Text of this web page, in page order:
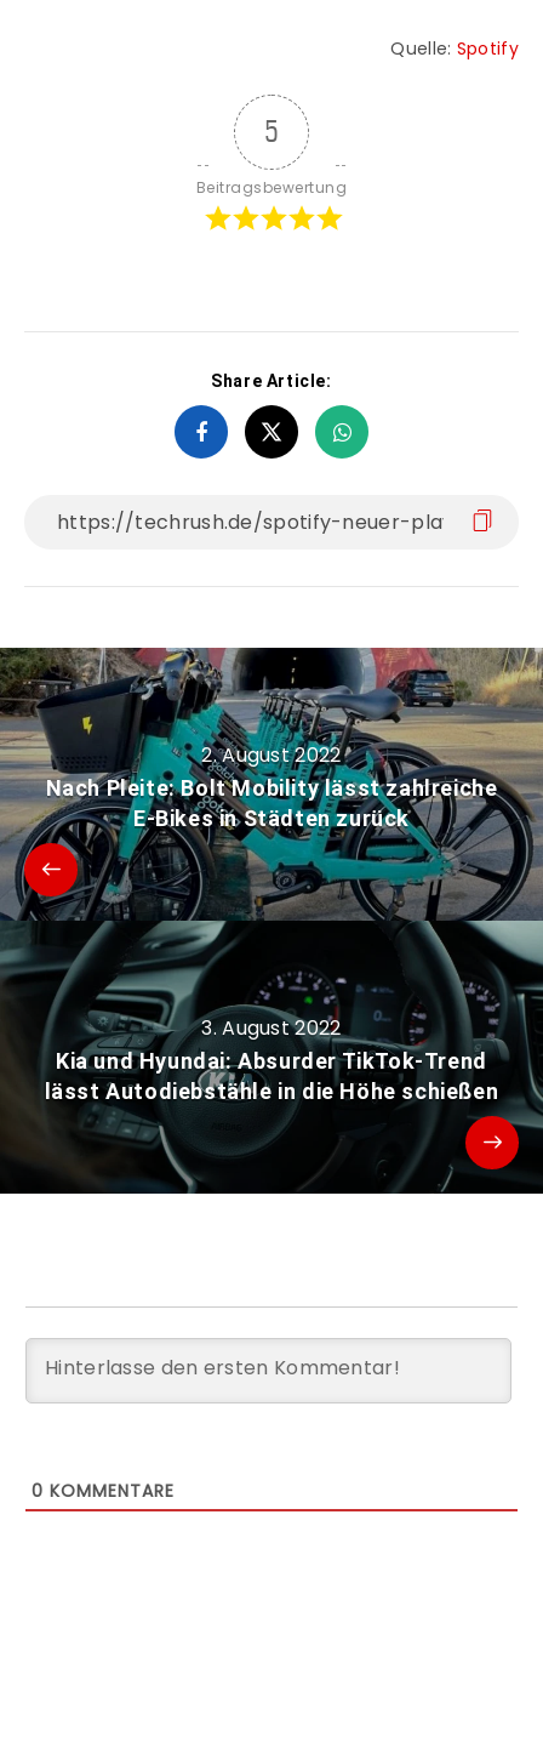
Quelle: Spotify
5
Beitragsbewertung
Share Article:
2. August 2022
Nach Pleite: Bolt Mobility lässt zahlreiche
E-Bikes in Städten zurück
3. August 2022
Kia und Hyundai: Absurder TikTok-Trend
lässt Autodiebstähle in die Höhe schießen
0 KOMMENTARE